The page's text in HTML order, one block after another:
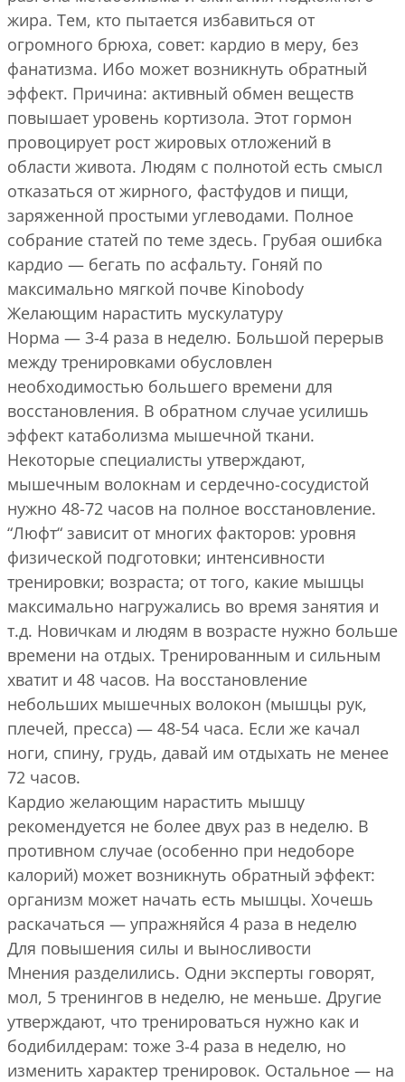
жира. Тем, кто пытается избавиться от
огромного брюха, совет: кардио в меру, без
фанатизма. Ибо может возникнуть обратный
эффект. Причина: активный обмен веществ
повышает уровень кортизола. Этот гормон
провоцирует рост жировых отложений в
области живота. Людям с полнотой есть смысл
отказаться от жирного, фастфудов и пищи,
заряженной простыми углеводами. Полное
собрание статей по теме здесь. Грубая ошибка
кардио — бегать по асфальту. Гоняй по
максимально мягкой почве Kinobody
Желающим нарастить мускулатуру
Норма — 3-4 раза в неделю. Большой перерыв
между тренировками обусловлен
необходимостью большего времени для
восстановления. В обратном случае усилишь
эффект катаболизма мышечной ткани.
Некоторые специалисты утверждают,
мышечным волокнам и сердечно-сосудистой
нужно 48-72 часов на полное восстановление.
“Люфт“ зависит от многих факторов: уровня
физической подготовки; интенсивности
тренировки; возраста; от того, какие мышцы
максимально нагружались во время занятия и
т.д. Новичкам и людям в возрасте нужно больше
времени на отдых. Тренированным и сильным
хватит и 48 часов. На восстановление
небольших мышечных волокон (мышцы рук,
плечей, пресса) — 48-54 часа. Если же качал
ноги, спину, грудь, давай им отдыхать не менее
72 часов.
Кардио желающим нарастить мышцу
рекомендуется не более двух раз в неделю. В
противном случае (особенно при недоборе
калорий) может возникнуть обратный эффект:
организм может начать есть мышцы. Хочешь
раскачаться — упражняйся 4 раза в неделю
Для повышения силы и выносливости
Мнения разделились. Одни эксперты говорят,
мол, 5 тренингов в неделю, не меньше. Другие
утверждают, что тренироваться нужно как и
бодибилдерам: тоже 3-4 раза в неделю, но
изменить характер тренировок. Остальное — на